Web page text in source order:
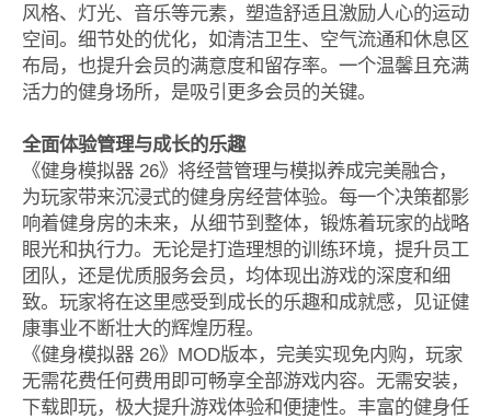
风格、灯光、音乐等元素，塑造舒适且激励人心的运动
空间。细节处的优化，如清洁卫生、空气流通和休息区
布局，也提升会员的满意度和留存率。一个温馨且充满
活力的健身场所，是吸引更多会员的关键。
全面体验管理与成长的乐趣
《健身模拟器 26》将经营管理与模拟养成完美融合，
为玩家带来沉浸式的健身房经营体验。每一个决策都影
响着健身房的未来，从细节到整体，锻炼着玩家的战略
眼光和执行力。无论是打造理想的训练环境，提升员工
团队，还是优质服务会员，均体现出游戏的深度和细
致。玩家将在这里感受到成长的乐趣和成就感，见证健
康事业不断壮大的辉煌历程。
《健身模拟器 26》MOD版本，完美实现免内购，玩家
无需花费任何费用即可畅享全部游戏内容。无需安装，
下载即玩，极大提升游戏体验和便捷性。丰富的健身任